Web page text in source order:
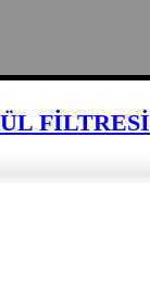
FİLTRESİ